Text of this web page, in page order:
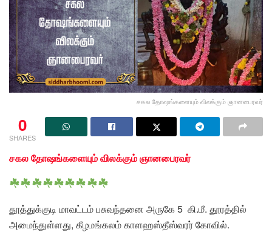
சகல தோஷங்களையும் விலக்கும் ஞானபைரவர்
0
SHARES
சகல தோஷங்களையும் விலக்கும் ஞானபைரவர்
தூத்துக்குடி மாவட்டம் பசுவந்தனை அருகே 5 கி.மீ. தூரத்தில்
அமைந்துள்ளது, கீழமங்கலம் காளஹஸ்தீஸ்வரர் கோவில்.